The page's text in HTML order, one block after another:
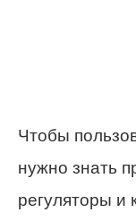
Чтобы
нужно знать
регуляторы и